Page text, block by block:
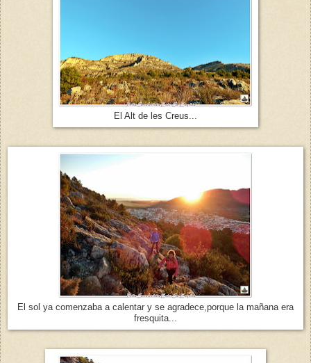
El Alt de les Creus...
El sol ya comenzaba a calentar y se agradece,porque la mañana era
fresquita...